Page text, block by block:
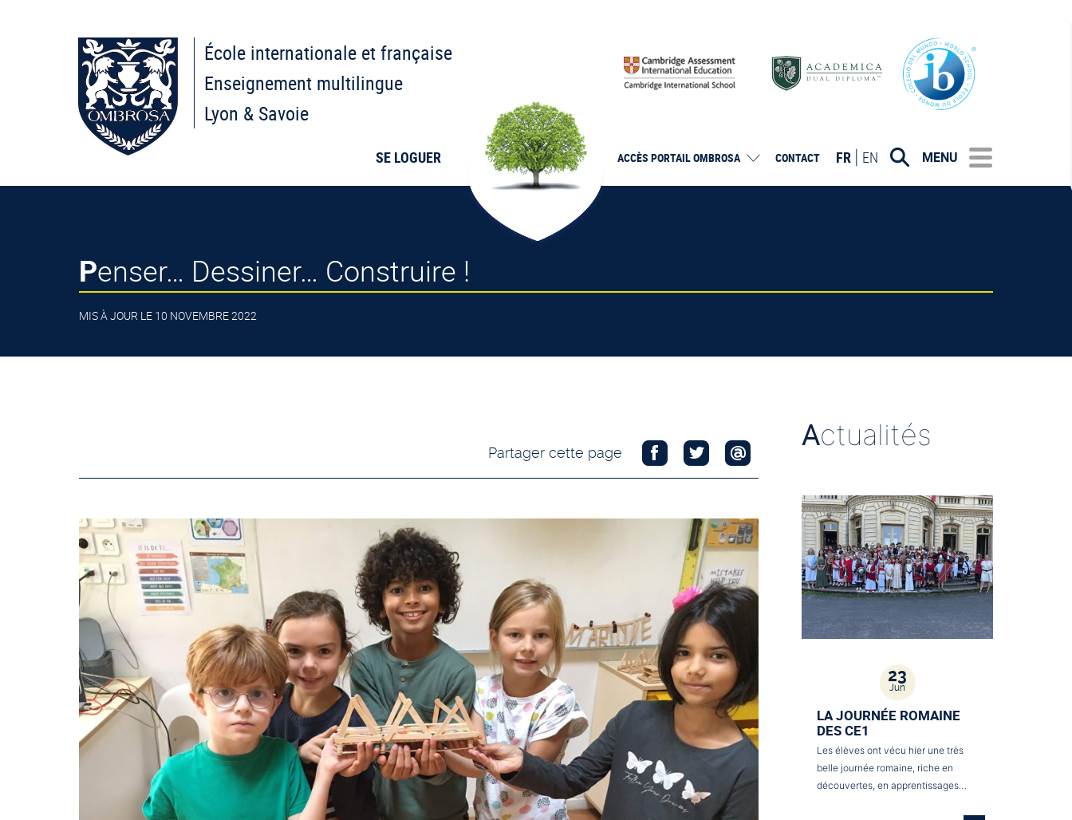
École internationale et française
Enseignement multilingue
Lyon & Savoie
SE LOGUER ACCÈS PORTAILOMBROSA CONTACT FR EN MENU
Penser… Dessiner… Construire !
MIS À JOUR LE 10 NOVEMBRE 2022
Partager cette page Actualités
23
Jun
LA JOURNÉE ROMAINE
DES CE1
Les élèves ont vécu hier une très
belle journée romaine, riche en
découvertes, en apprentissages…